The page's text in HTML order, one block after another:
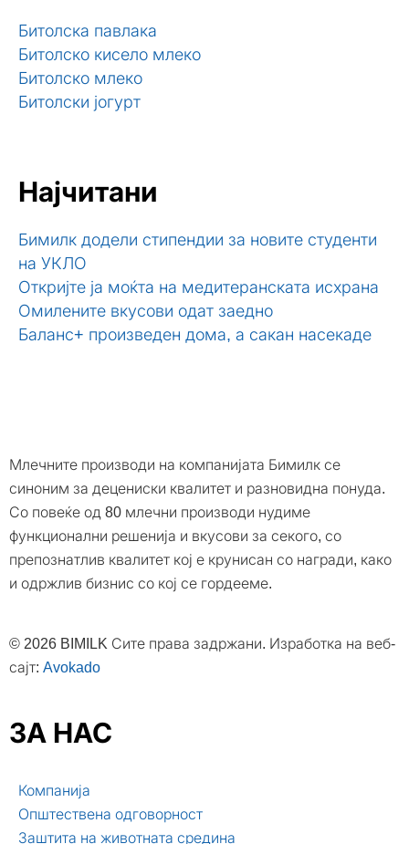
Битолска павлака
Битолско кисело млеко
Битолско млеко
Битолски јогурт
Најчитани
Бимилк додели стипендии за новите студенти
на УКЛО
Откријте ја моќта на медитеранската исхрана
Омилените вкусови одат заедно
Баланс+ произведен дома, а сакан насекаде
Млечните производи на компанијата Бимилк се
синоним за децениски квалитет и разновидна понуда.
Со повеќе од 80 млечни производи нудиме
функционални решенија и вкусови за секого, со
препознатлив квалитет кој е крунисан со награди, како
и одржлив бизнис со кој се гордееме.
© 2026 BIMILK Сите права задржани. Изработка на веб-
сајт: Avokado
ЗА НАС
Компанија
Општествена одговорност
Заштита на животната средина